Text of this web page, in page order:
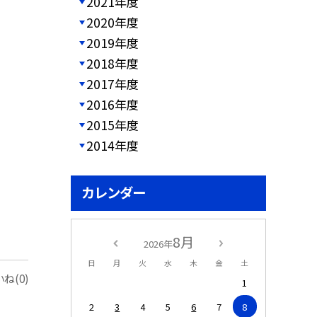
ね(0)
2020年度
2019年度
2018年度
2017年度
2016年度
2015年度
2014年度
カレンダー
2026年8月
日 月 火 水 木 金 土
1
2
3 4 5 6 7 8